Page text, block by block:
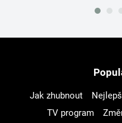
Jak zhubnout
TV program